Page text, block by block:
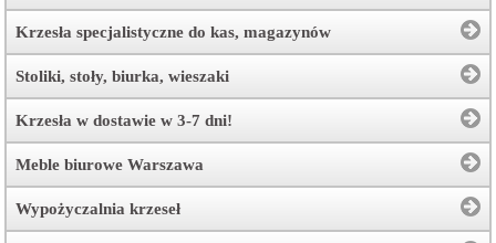
Krzesła specjalistyczne do kas, magazynów
Stoliki, stoły, biurka, wieszaki
Krzesła w dostawie w 3-7 dni!
Meble biurowe Warszawa
Wypożyczalnia krzeseł